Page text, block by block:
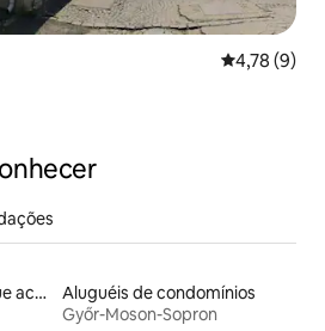
4,78 de
4,78 (9)
Aluguéis de espaços que aceitam animais de estimação
Aluguéis de condomínios
Győr-Moson-Sopron